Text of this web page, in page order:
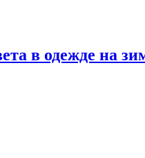
в одежде на